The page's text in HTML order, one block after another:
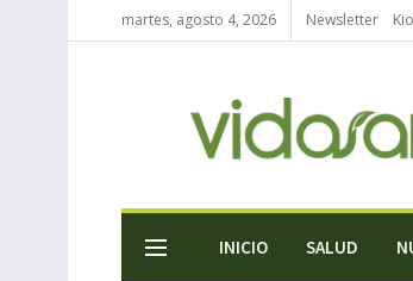
martes, agosto 4, 2026 Newsletter
INICIO SALUD